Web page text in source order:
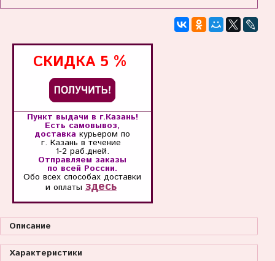
СКИДКА 5 %
Пункт выдачи в г.Казань!
Есть самовывоз,
доставка курьером по
г. Казань в течение
1-2 раб.дней.
Отправляем заказы
по всей России.
Обо всех способахдоставки
и оплаты здесь
Описание
Характеристики